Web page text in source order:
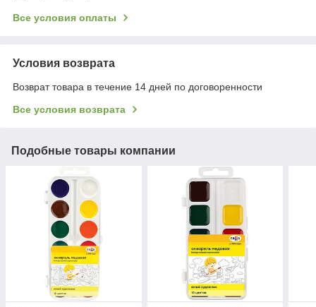
Все условия оплаты
Условия возврата
Возврат товара в течение 14 дней по договоренности
Все условия возврата
Подобные товары компании